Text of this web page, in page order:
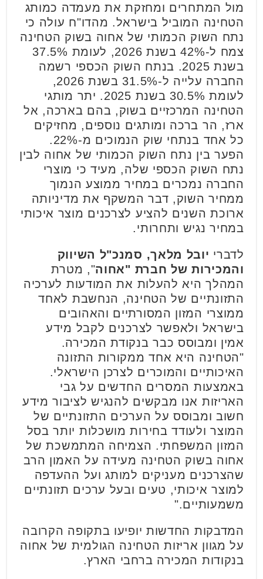
מול המתחרים ומחזקת את מעמדה כמותג
הטחינה המוביל בישראל. מהדו"ח עולה כי
נתח השוק הכמותי של אחוה בשוק הטחינה
צמח ל-42% בשנת 2026, לעומת 37.5%
בשנת 2025. בנתח השוק הכספי רשמה
החברה עלייה ל-31.5% בשנת 2026,
לעומת 30.5% בשנת 2025. יתר מותגי
הטחינה המרכזיים בשוק, בהם בארכה, אל
ארז, הר ברכה ומותגים נוספים, מחזיקים
כל אחד בנתחי שוק הנמוכים מ-22%.
הפער בין נתח השוק הכמותי של אחוה לבין
נתח השוק הכספי שלה, מעיד כי מוצרי
החברה נמכרים במחיר ממוצע הנמוך
ממחיר השוק, דבר המשקף את מדיניותה
ארוכת השנים להציע לצרכנים מוצר איכותי
במחיר נגיש ותחרותי.
לדברי יובל מלאך, סמנכ"ל השיווק
והמכירות של חברת "אחוה", מטרת
המהלך היא להעלות את המודעות לערכיה
התזונתיים של הטחינה, הנחשבת לאחד
ממוצרי המזון המסורתיים והאהובים
בישראל ולאפשר לצרכנים לקבל מידע
אמין ומבוסס כבר בנקודת המכירה.
"הטחינה היא אחד ממקורות התזונה
האיכותיים והמוכרים לצרכן הישראלי.
באמצעות המסרים החדשים על גבי
האריזות אנו מבקשים להנגיש לציבור מידע
חשוב ומבוסס על הערכים התזונתיים של
המוצר ולעודד בחירות מושכלות יותר בסל
המזון המשפחתי. הצמיחה המתמשכת של
אחוה בשוק הטחינה מעידה על האמון הרב
שהצרכנים מעניקים למותג ועל ההעדפה
למוצר איכותי, טעים ובעל ערכים תזונתיים
משמעותיים."
המדבקות החדשות יופיעו בתקופה הקרובה
על מגוון אריזות הטחינה הגולמית של אחוה
בנקודות המכירה ברחבי הארץ.